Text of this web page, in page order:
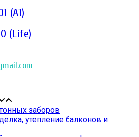
(A1)
(Life)
заборов
утепление балконов и